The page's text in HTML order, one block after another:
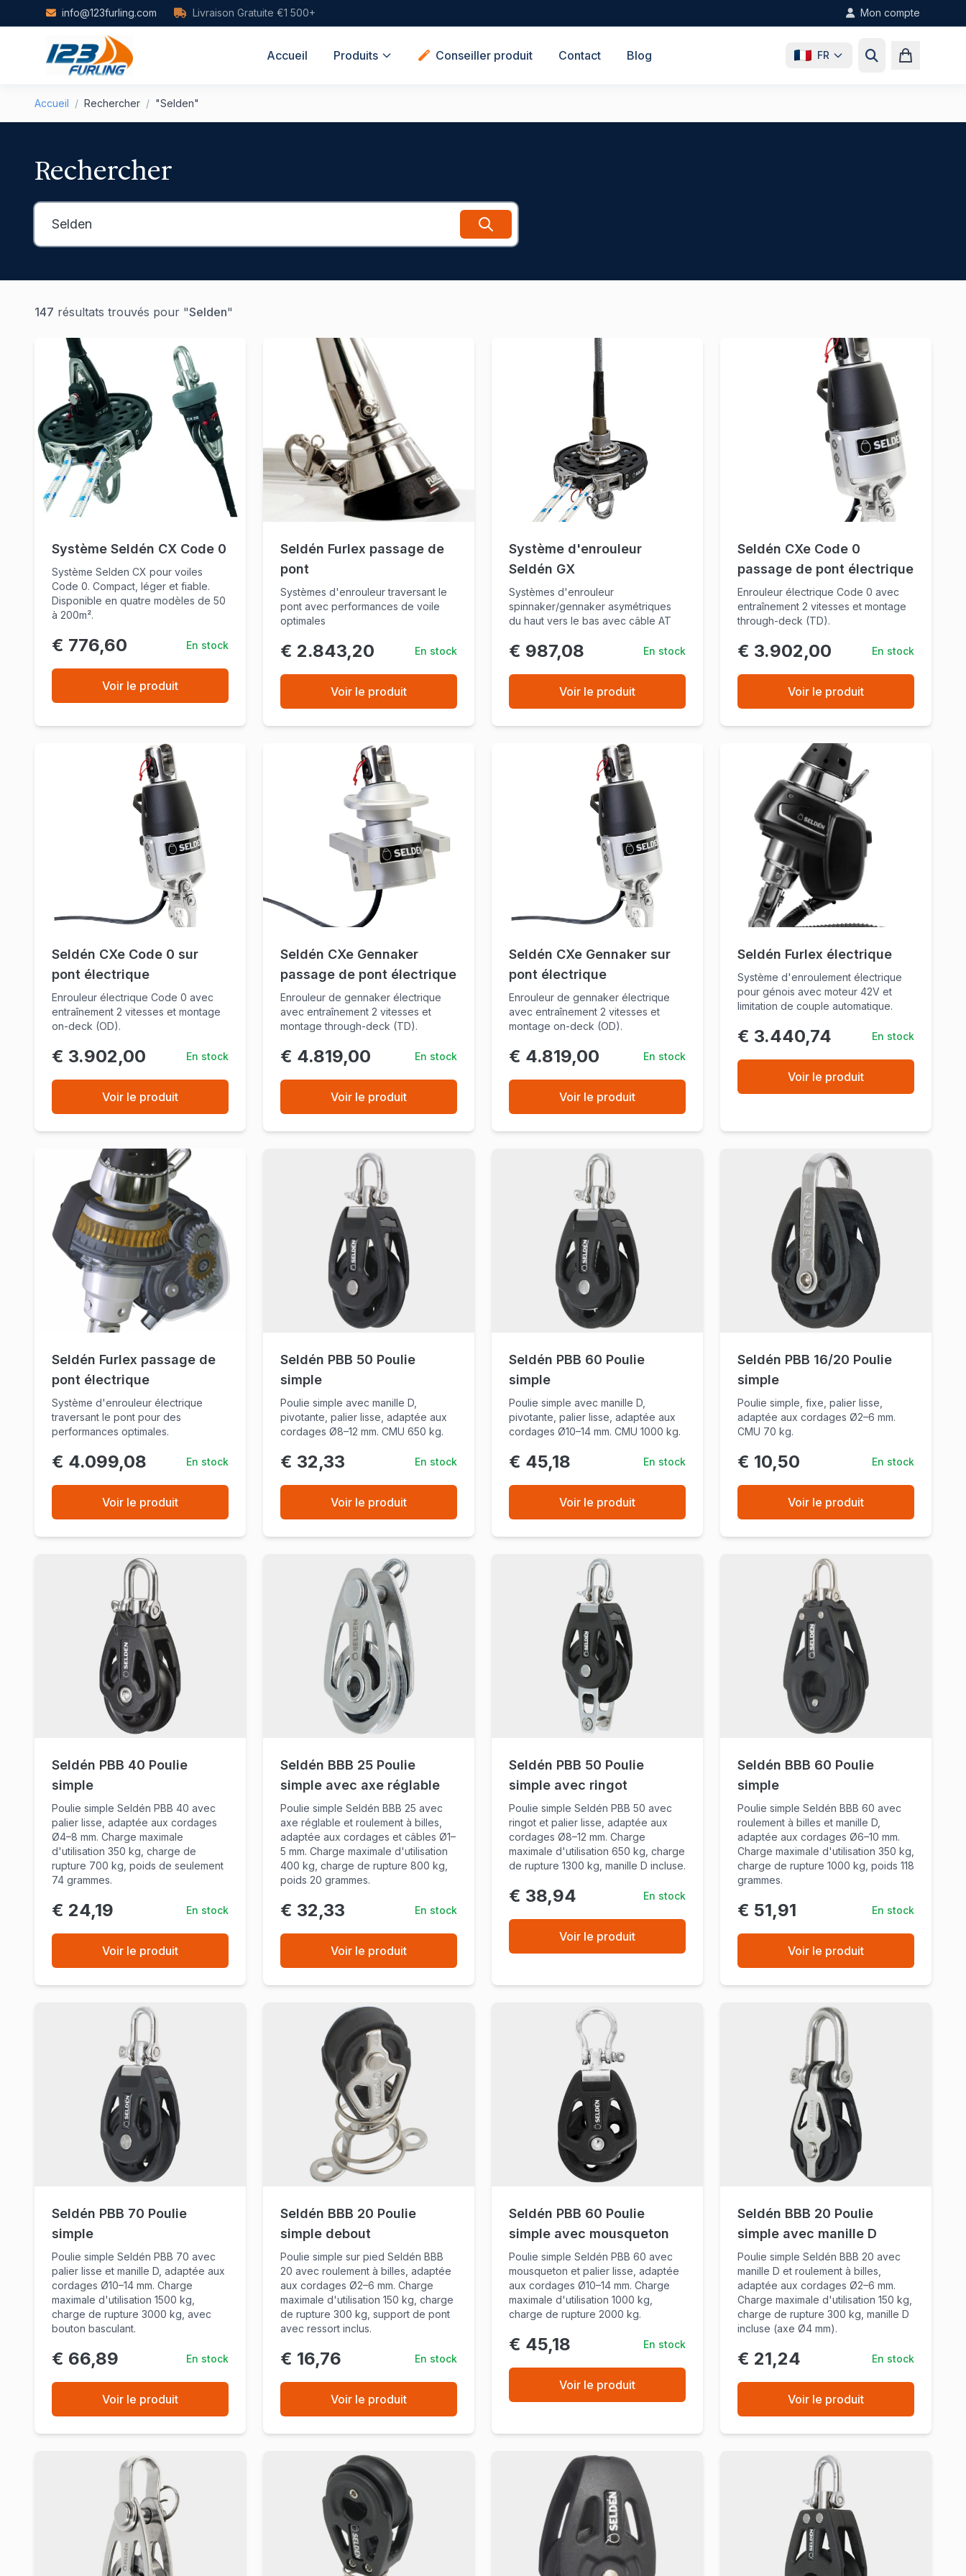
Skip to main content
info@123furling.com Livraison Gratuite €1 500+ Mon compte
Accueil Produits Conseiller produit Contact Blog FR
Accueil / Rechercher / "Selden"
Rechercher
147 résultats trouvés pour "Selden"
Système Seldén CX Code 0
Système Selden CX pour voiles
Code 0. Compact, léger et fiable.
Disponible en quatre modèles de 50
à 200m².
€ 776,60 En stock
Voir le produit
Seldén Furlex passage de
pont
Systèmes d'enrouleur traversant le
pont avec performances de voile
optimales
€ 2.843,20 En stock
Voir le produit
Système d'enrouleur
Seldén GX
Systèmes d'enrouleur
spinnaker/gennaker asymétriques
du haut vers le bas avec câble AT
€ 987,08 En stock
Voir le produit
Seldén CXe Code 0
passage de pont électrique
Enrouleur électrique Code 0 avec
entraînement 2 vitesses et montage
through-deck (TD).
€ 3.902,00 En stock
Voir le produit
Seldén CXe Code 0 sur
pont électrique
Enrouleur électrique Code 0 avec
entraînement 2 vitesses et montage
on-deck (OD).
€ 3.902,00 En stock
Voir le produit
Seldén CXe Gennaker
passage de pont électrique
Enrouleur de gennaker électrique
avec entraînement 2 vitesses et
montage through-deck (TD).
€ 4.819,00 En stock
Voir le produit
Seldén CXe Gennaker sur
pont électrique
Enrouleur de gennaker électrique
avec entraînement 2 vitesses et
montage on-deck (OD).
€ 4.819,00 En stock
Voir le produit
Seldén Furlex électrique
Système d'enroulement électrique
pour génois avec moteur 42V et
limitation de couple automatique.
€ 3.440,74 En stock
Voir le produit
Seldén Furlex passage de
pont électrique
Système d'enrouleur électrique
traversant le pont pour des
performances optimales.
€ 4.099,08 En stock
Voir le produit
Seldén PBB 50 Poulie
simple
Poulie simple avec manille D,
pivotante, palier lisse, adaptée aux
cordages Ø8–12 mm. CMU 650 kg.
€ 32,33 En stock
Voir le produit
Seldén PBB 60 Poulie
simple
Poulie simple avec manille D,
pivotante, palier lisse, adaptée aux
cordages Ø10–14 mm. CMU 1000 kg.
€ 45,18 En stock
Voir le produit
Seldén PBB 16/20 Poulie
simple
Poulie simple, fixe, palier lisse,
adaptée aux cordages Ø2–6 mm.
CMU 70 kg.
€ 10,50 En stock
Voir le produit
Seldén PBB 40 Poulie
simple
Poulie simple Seldén PBB 40 avec
palier lisse, adaptée aux cordages
Ø4–8 mm. Charge maximale
d'utilisation 350 kg, charge de
rupture 700 kg, poids de seulement
74 grammes.
€ 24,19 En stock
Voir le produit
Seldén BBB 25 Poulie
simple avec axe réglable
Poulie simple Seldén BBB 25 avec
axe réglable et roulement à billes,
adaptée aux cordages et câbles Ø1–
5 mm. Charge maximale d'utilisation
400 kg, charge de rupture 800 kg,
poids 20 grammes.
€ 32,33 En stock
Voir le produit
Seldén PBB 50 Poulie
simple avec ringot
Poulie simple Seldén PBB 50 avec
ringot et palier lisse, adaptée aux
cordages Ø8–12 mm. Charge
maximale d'utilisation 650 kg, charge
de rupture 1300 kg, manille D incluse.
€ 38,94 En stock
Voir le produit
Seldén BBB 60 Poulie
simple
Poulie simple Seldén BBB 60 avec
roulement à billes et manille D,
adaptée aux cordages Ø6–10 mm.
Charge maximale d'utilisation 350 kg,
charge de rupture 1000 kg, poids 118
grammes.
€ 51,91 En stock
Voir le produit
Seldén PBB 70 Poulie
simple
Poulie simple Seldén PBB 70 avec
palier lisse et manille D, adaptée aux
cordages Ø10–14 mm. Charge
maximale d'utilisation 1500 kg,
charge de rupture 3000 kg, avec
bouton basculant.
€ 66,89 En stock
Voir le produit
Seldén BBB 20 Poulie
simple debout
Poulie simple sur pied Seldén BBB
20 avec roulement à billes, adaptée
aux cordages Ø2–6 mm. Charge
maximale d'utilisation 150 kg, charge
de rupture 300 kg, support de pont
avec ressort inclus.
€ 16,76 En stock
Voir le produit
Seldén PBB 60 Poulie
simple avec mousqueton
Poulie simple Seldén PBB 60 avec
mousqueton et palier lisse, adaptée
aux cordages Ø10–14 mm. Charge
maximale d'utilisation 1000 kg,
charge de rupture 2000 kg.
€ 45,18 En stock
Voir le produit
Seldén BBB 20 Poulie
simple avec manille D
Poulie simple Seldén BBB 20 avec
manille D et roulement à billes,
adaptée aux cordages Ø2–6 mm.
Charge maximale d'utilisation 150 kg,
charge de rupture 300 kg, manille D
incluse (axe Ø4 mm).
€ 21,24 En stock
Voir le produit